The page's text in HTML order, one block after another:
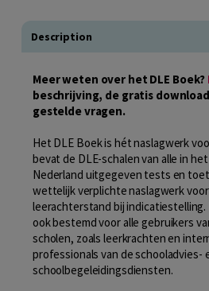
Description
Meer weten over het DLE Boek?
beschrijving, de gratis
gestelde vragen.
Het DLE Boek is hét naslagwerk
bevat de DLE-schalen van alle in
Nederland uitgegeven tests en
wettelijk verplichte naslagwerk
leerachterstand bij indicatiestelling.
ook bestemd voor alle gebruikers
scholen, zoals leerkrachten en
professionals van de schooladvies-
schoolbegeleidingsdiensten.